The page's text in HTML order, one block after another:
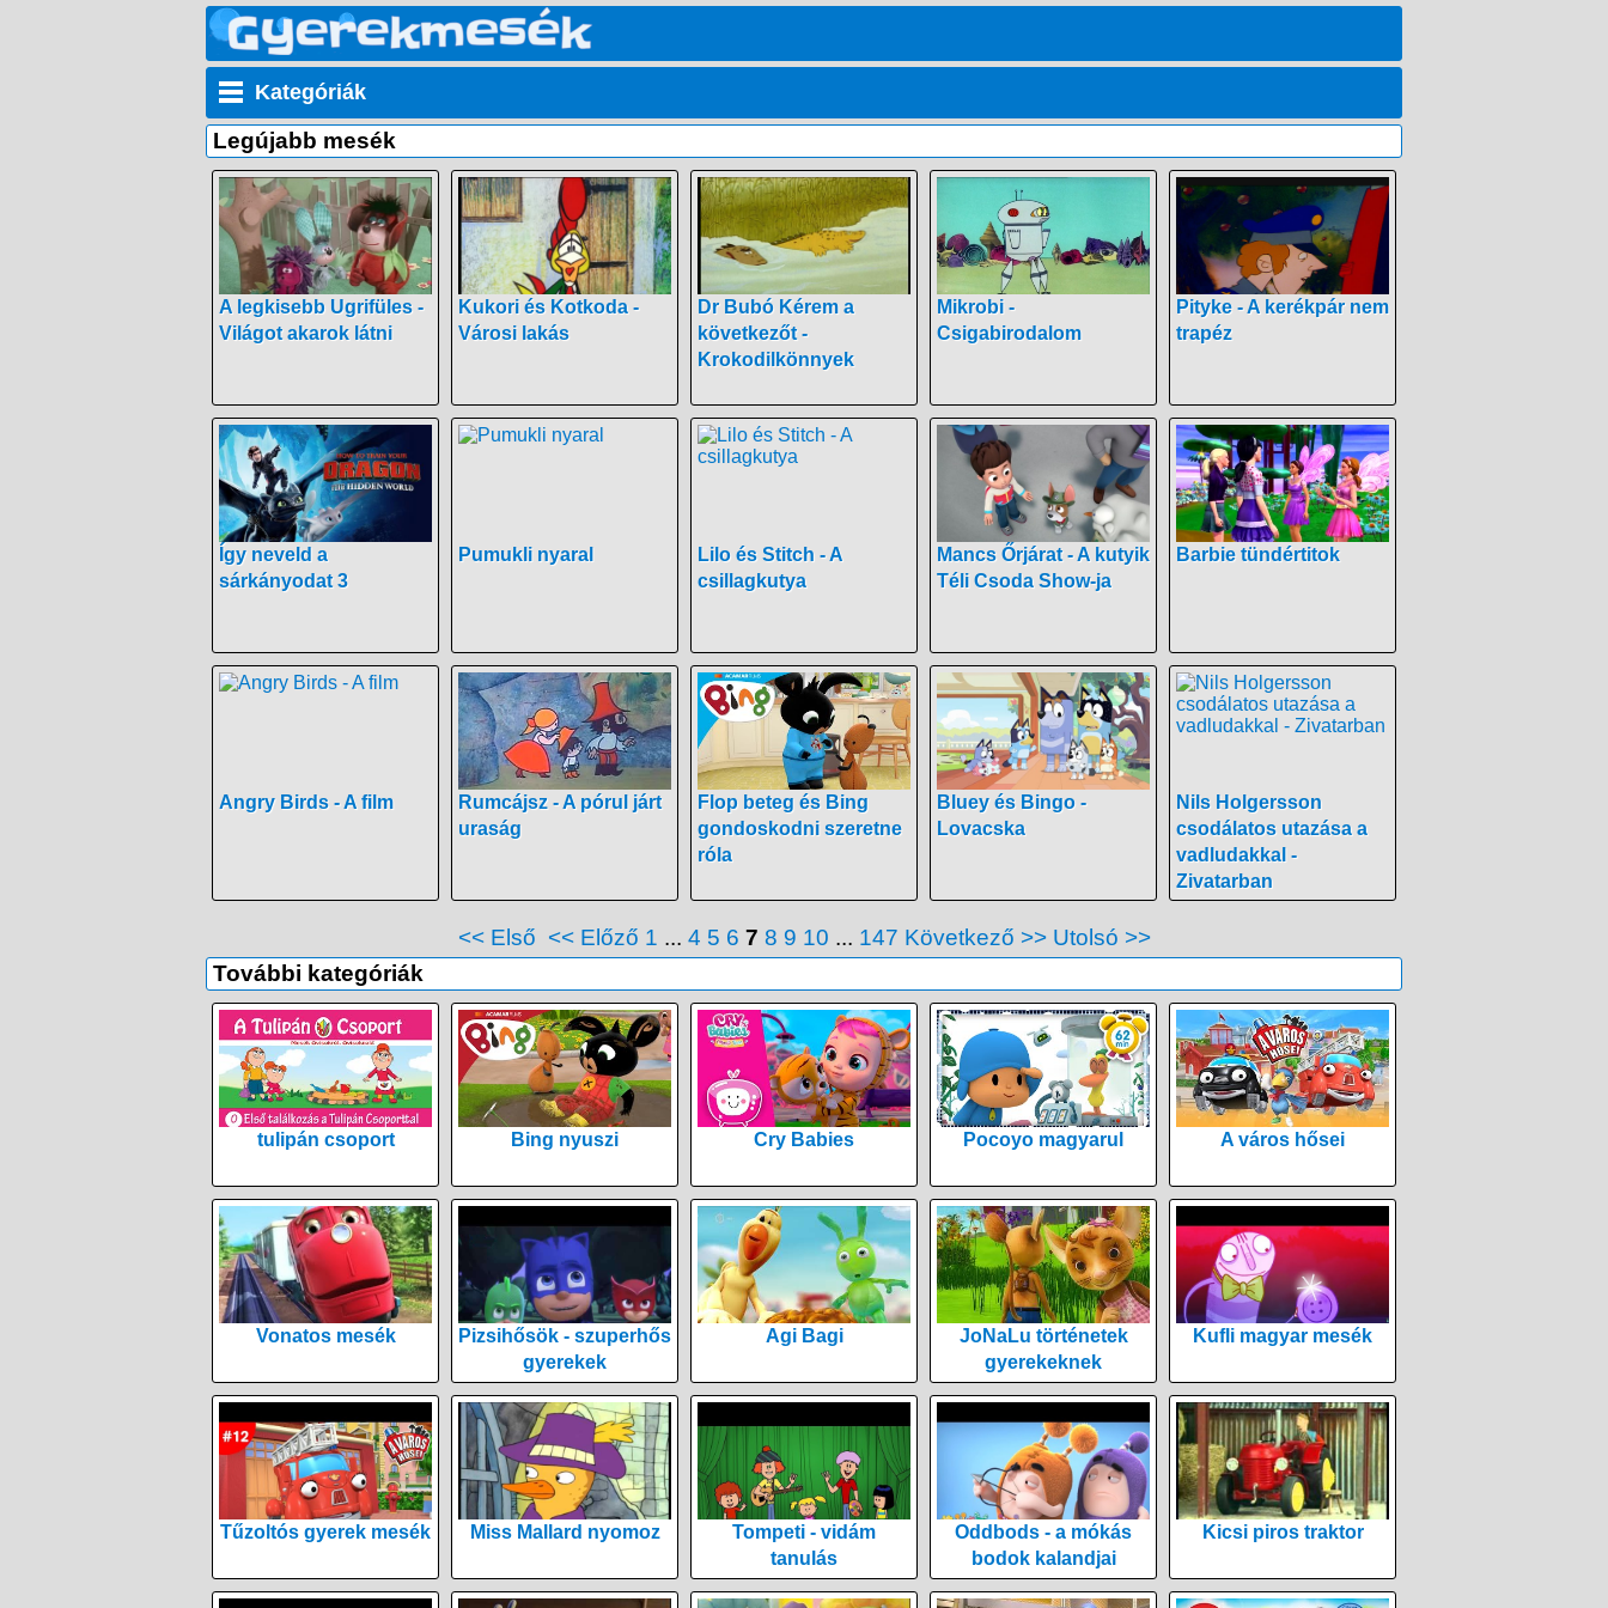
Kategóriák
Legújabb mesék
A legkisebb Ugrifüles -
Világot akarok látni
Kukori és Kotkoda -
Városi lakás
Dr Bubó Kérem a
következőt -
Krokodilkönnyek
Mikrobi -
Csigabirodalom
Pityke - A kerékpár nem
trapéz
Így neveld a
sárkányodat 3
Pumukli nyaral
Lilo és Stitch - A
csillagkutya
Mancs Őrjárat - A kutyik
Téli Csoda Show-ja
Barbie tündértitok
Angry Birds - A film
Rumcájsz - A pórul járt
uraság
Flop beteg és Bing
gondoskodni szeretne
róla
Bluey és Bingo -
Lovacska
Nils Holgersson
csodálatos utazása a
vadludakkal -
Zivatarban
<< Első << Előző 1 ... 4 5 6 7 8 9 10 ... 147 Következő >> Utolsó >>
További kategóriák
tulipán csoport Bing nyuszi Cry Babies Pocoyo magyarul A város hősei
Vonatos mesék
Pizsihősök - szuperhős
gyerekek
Agi Bagi
JoNaLu történetek
gyerekeknek
Kufli magyar mesék
Tűzoltós gyerek mesék Miss Mallard nyomoz
Tompeti - vidám
tanulás
Oddbods - a mókás
bodok kalandjai
Kicsi piros traktor